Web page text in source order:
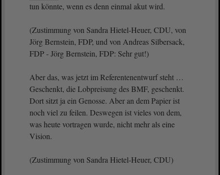
tun könnte, wenn es denn einmal akut wird.
(Zustimmung von Sandra Hietel-Heuer, CDU, von
Jörg Bernstein, FDP, und von Andreas Silbersack,
FDP - Jörg Bernstein, FDP: Sehr gut!)
Aber das, was jetzt im Referentenentwurf steht …
Geschenkt, die Lobpreisung des BMF, geschenkt.
Dort sitzt ja ein Genosse. Aber an dem Papier ist
noch viel zu feilen. Deswegen ist vieles von dem,
was heute vortragen wurde, nicht mehr als eine
Vision.
(Zustimmung von Sandra Hietel-Heuer, CDU)